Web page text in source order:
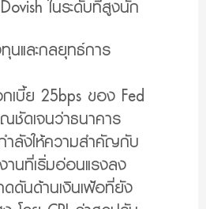
ในระดับที่สูงนัก
นและกลยุทธ์การ
เบี้ย 25bps ของ Fed
ดเจนว่าธนาคาร
ลังให้ความสำคัญกับ
านที่เริ่มอ่อนแรงลง
ดันด้านเงินเฟ้อที่ยัง